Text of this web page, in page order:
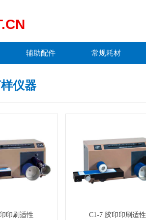
辅助配件 常规耗材
仪器
印刷适性 C1-7 胶印印刷适性